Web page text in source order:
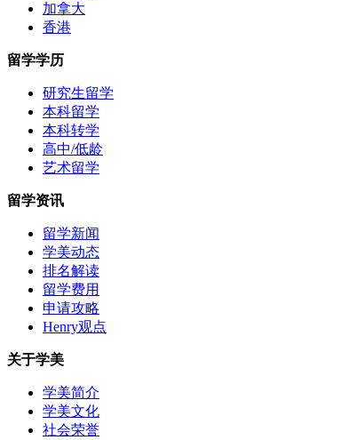
加拿大
香港
留学学历
研究生留学
本科留学
本科转学
高中/低龄
艺术留学
留学资讯
留学新闻
学美动态
排名解读
留学费用
申请攻略
Henry观点
关于学美
学美简介
学美文化
社会荣誉